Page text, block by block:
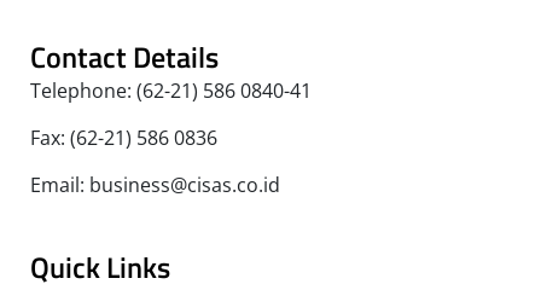
Contact Details
Telephone: (62-21) 586 0840-41
Fax: (62-21) 586 0836
Email: business@cisas.co.id
Quick Links